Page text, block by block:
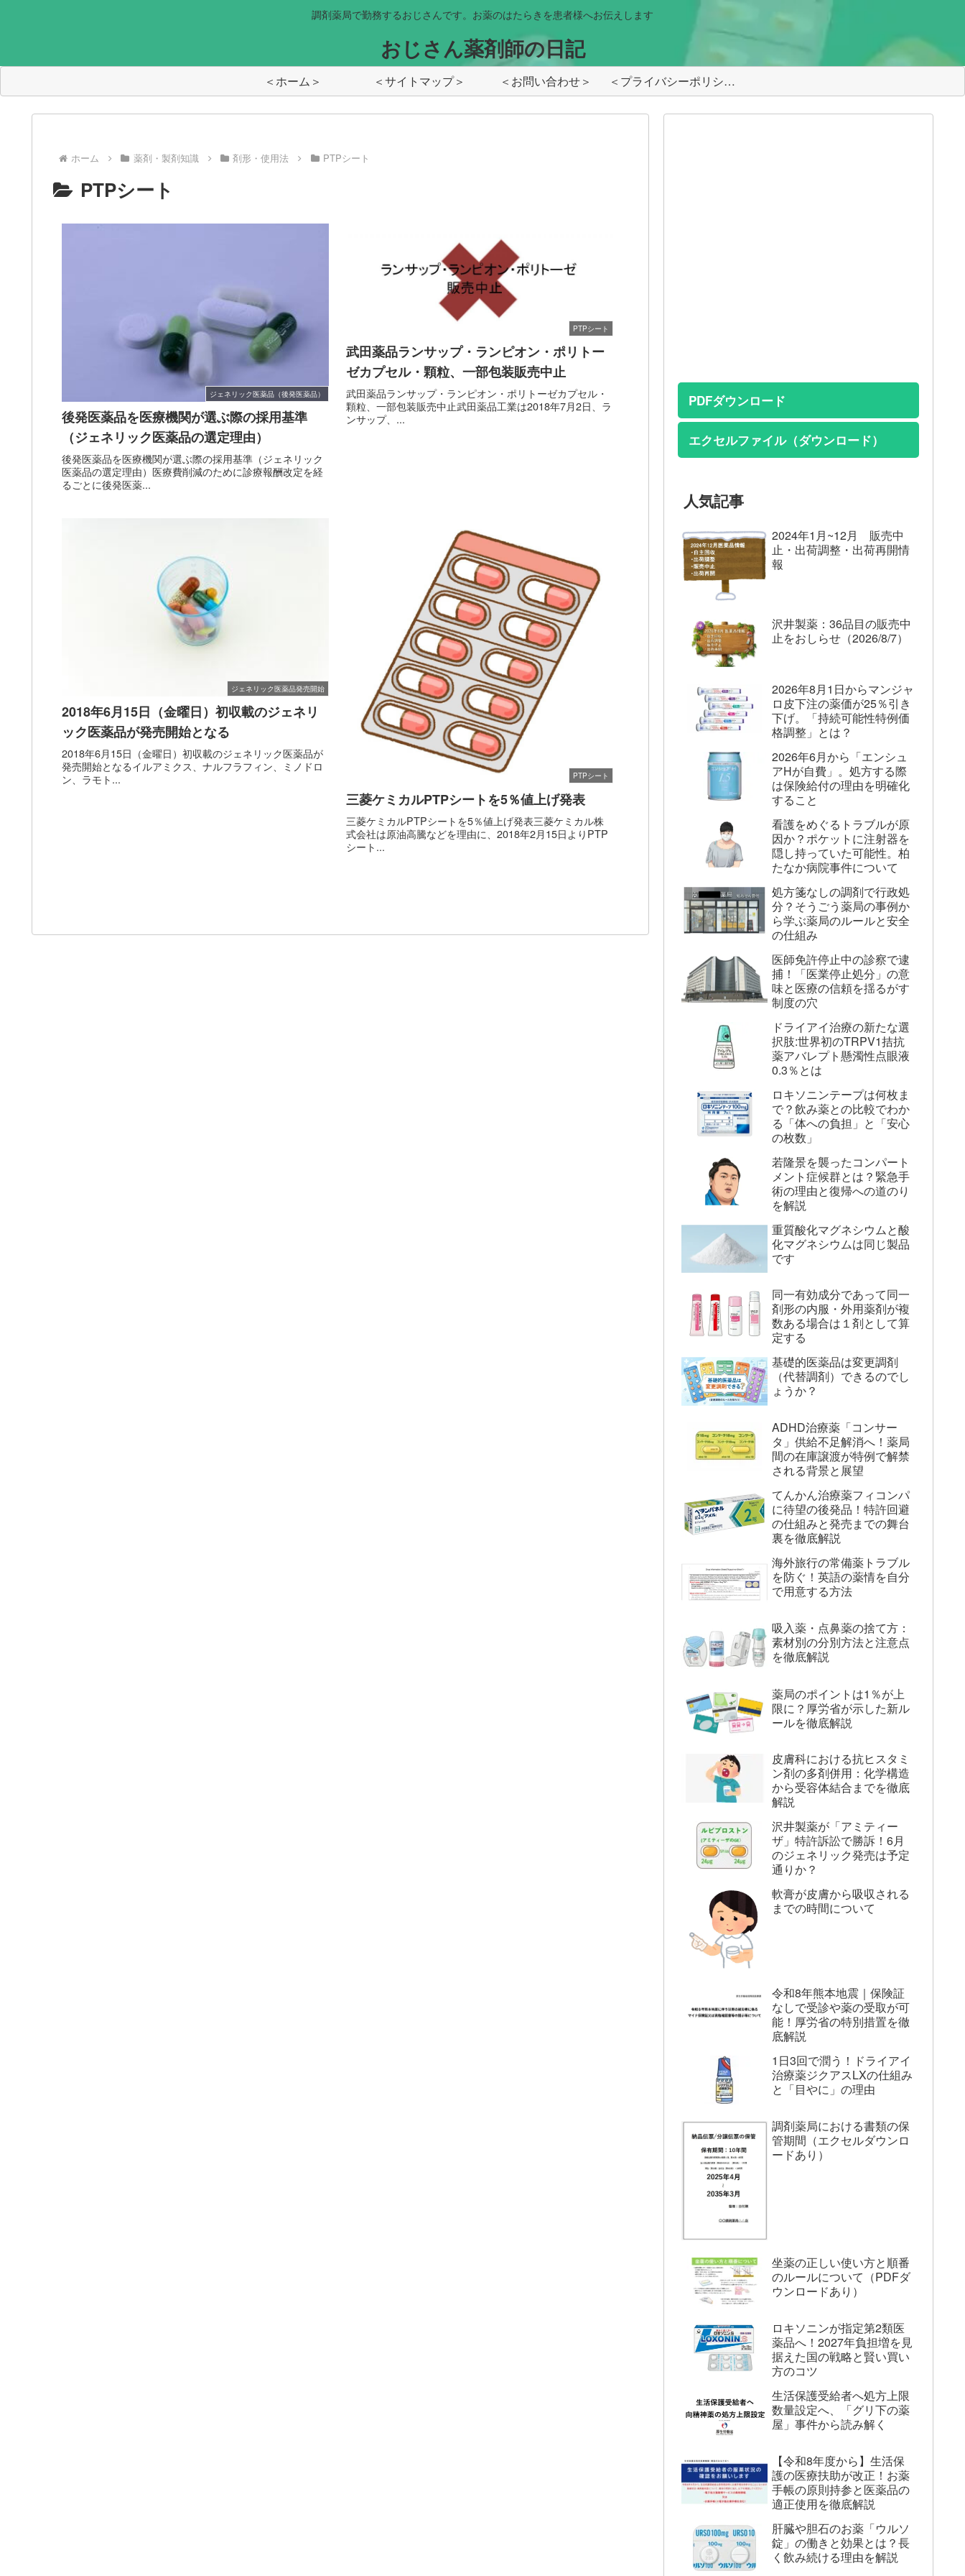
調剤薬局で勤務するおじさんです。お薬のはたらきを患者様へお伝えします
おじさん薬剤師の日記
＜ホーム＞ ＜サイトマップ＞ ＜お問い合わせ＞ ＜プライバシーポリシー＞
ホーム 薬剤・製剤知識 剤形・使用法 PTPシート
PTPシート
ジェネリック医薬品（後発医薬品）
後発医薬品を医療機関が選ぶ際の採用基準
（ジェネリック医薬品の選定理由）
後発医薬品を医療機関が選ぶ際の採用基準（ジェネリック
医薬品の選定理由）医療費削減のために診療報酬改定を経
るごとに後発医薬...
PTPシート
武田薬品ランサップ・ランピオン・ポリトー
ゼカプセル・顆粒、一部包装販売中止
武田薬品ランサップ・ランピオン・ポリトーゼカプセル・
顆粒、一部包装販売中止武田薬品工業は2018年7月2日、ラ
ンサップ、...
ジェネリック医薬品発売開始
2018年6月15日（金曜日）初収載のジェネリ
ック医薬品が発売開始となる
2018年6月15日（金曜日）初収載のジェネリック医薬品が
発売開始となるイルアミクス、ナルフラフィン、ミノドロ
ン、ラモト...
PTPシート
三菱ケミカルPTPシートを5％値上げ発表
三菱ケミカルPTPシートを5％値上げ発表三菱ケミカル株
式会社は原油高騰などを理由に、2018年2月15日よりPTP
シート...
PDFダウンロード
エクセルファイル（ダウンロード）
人気記事
2024年1月~12月 販売中
止・出荷調整・出荷再開情
報
沢井製薬：36品目の販売中
止をおしらせ（2026/8/7）
2026年8月1日からマンジャ
ロ皮下注の薬価が25％引き
下げ。「持続可能性特例価
格調整」とは？
2026年6月から「エンシュ
アHが自費」。処方する際
は保険給付の理由を明確化
すること
看護をめぐるトラブルが原
因か？ポケットに注射器を
隠し持っていた可能性。柏
たなか病院事件について
処方箋なしの調剤で行政処
分？そうごう薬局の事例か
ら学ぶ薬局のルールと安全
の仕組み
医師免許停止中の診察で逮
捕！「医業停止処分」の意
味と医療の信頼を揺るがす
制度の穴
ドライアイ治療の新たな選
択肢:世界初のTRPV1拮抗
薬アバレプト懸濁性点眼液
0.3％とは
ロキソニンテープは何枚ま
で？飲み薬との比較でわか
る「体への負担」と「安心
の枚数」
若隆景を襲ったコンパート
メント症候群とは？緊急手
術の理由と復帰への道のり
を解説
重質酸化マグネシウムと酸
化マグネシウムは同じ製品
です
同一有効成分であって同一
剤形の内服・外用薬剤が複
数ある場合は１剤として算
定する
基礎的医薬品は変更調剤
（代替調剤）できるのでし
ょうか？
ADHD治療薬「コンサー
タ」供給不足解消へ！薬局
間の在庫譲渡が特例で解禁
される背景と展望
てんかん治療薬フィコンパ
に待望の後発品！特許回避
の仕組みと発売までの舞台
裏を徹底解説
海外旅行の常備薬トラブル
を防ぐ！英語の薬情を自分
で用意する方法
吸入薬・点鼻薬の捨て方：
素材別の分別方法と注意点
を徹底解説
薬局のポイントは1％が上
限に？厚労省が示した新ル
ールを徹底解説
皮膚科における抗ヒスタミ
ン剤の多剤併用：化学構造
から受容体結合までを徹底
解説
沢井製薬が「アミティー
ザ」特許訴訟で勝訴！6月
のジェネリック発売は予定
通りか？
軟膏が皮膚から吸収される
までの時間について
令和8年熊本地震｜保険証
なしで受診や薬の受取が可
能！厚労省の特別措置を徹
底解説
1日3回で潤う！ドライアイ
治療薬ジクアスLXの仕組み
と「目やに」の理由
調剤薬局における書類の保
管期間（エクセルダウンロ
ードあり）
坐薬の正しい使い方と順番
のルールについて（PDFダ
ウンロードあり）
ロキソニンが指定第2類医
薬品へ！2027年負担増を見
据えた国の戦略と賢い買い
方のコツ
生活保護受給者へ処方上限
数量設定へ、「グリ下の薬
屋」事件から読み解く
【令和8年度から】生活保
護の医療扶助が改正！お薬
手帳の原則持参と医薬品の
適正使用を徹底解説
肝臓や胆石のお薬「ウルソ
錠」の働きと効果とは？長
く飲み続ける理由を解説